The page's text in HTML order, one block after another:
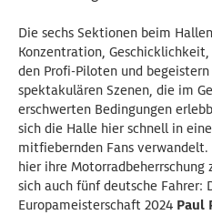
Die sechs Sektionen beim
Konzentration,
den Profi-Piloten und
spektakulären Szenen, die im
erschwerten Bedingungen
sich die Halle hier schnell in
mitfiebernden Fans
hier ihre
sich auch fünf deutsche
Europameisterschaft 2024 Paul